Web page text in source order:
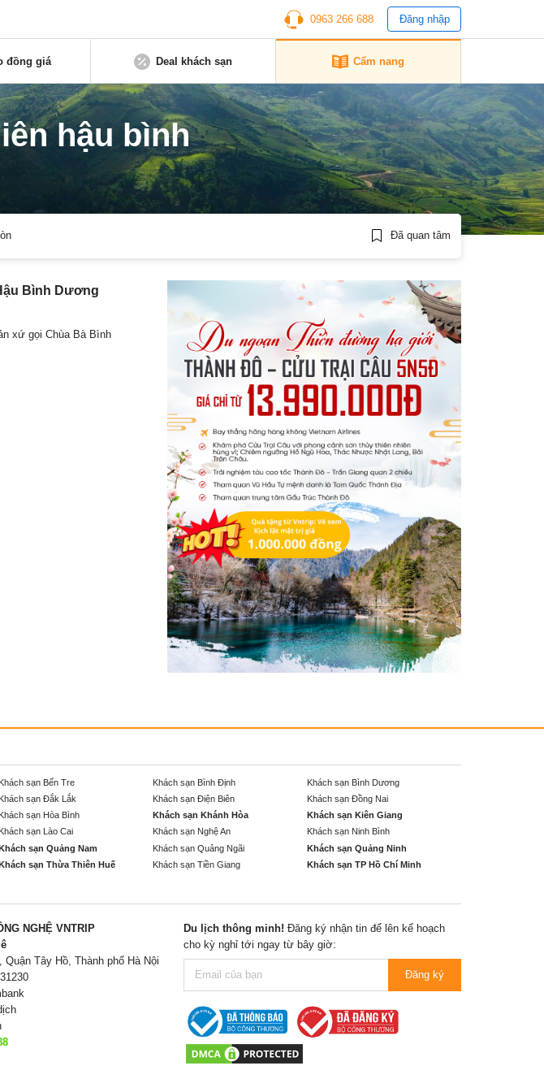
0963 266 688 Đăng nhập
đồng giá Deal khách sạn Cẩm nang
hậu bình
Đã quan tâm
Bình Dương
xứ gọi Chùa Bà Bình
Khách sạn Bến Tre Khách sạn Bình Định
Khách sạn Bình Dương
Khách sạn Đắk Lắk Khách sạn Điện Biên
Khách sạn Đồng Nai
Khách sạn Hòa Bình Khách sạn Khánh Hòa
Khách sạn Kiên Giang
Khách sạn Lào Cai Khách sạn Nghệ An
Khách sạn Ninh Bình
sạn Quảng Nam Khách sạn Quảng Ngãi
Khách sạn Quảng Ninh
sạn Thừa Thiên Huế Khách sạn Tiền Giang
Khách sạn TP Hồ Chí Minh
NGHỆ VNTRIP
Tây Hồ, Thành phố Hà Nội
Du lịch thông minh! Đăng ký nhận tin để lên kế hoạch
cho kỳ nghỉ tới ngay từ bây giờ:
Đăng ký